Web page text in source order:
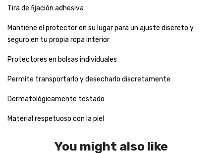
Tira de fijación adhesiva
Mantiene el protector en su lugar para un ajuste discreto y
seguro en tu propia ropa interior
Protectores en bolsas individuales
Permite transportarlo y desecharlo discretamente
Dermatológicamente testado
Material respetuoso con la piel
You might also like